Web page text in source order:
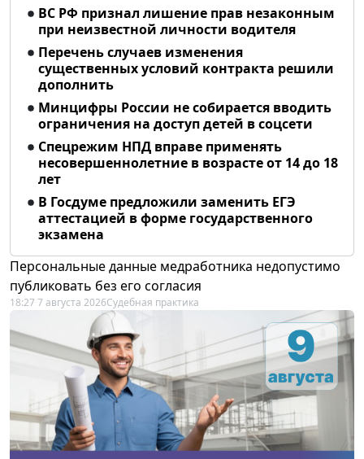
ВС РФ признал лишение прав незаконным
при неизвестной личности водителя
Перечень случаев изменения
существенных условий контракта решили
дополнить
Минцифры России не собирается вводить
ограничения на доступ детей в соцсети
Спецрежим НПД вправе применять
несовершеннолетние в возрасте от 14 до 18
лет
В Госдуме предложили заменить ЕГЭ
аттестацией в форме государственного
экзамена
Персональные данные медработника недопустимо
публиковать без его согласия
18:27 7 августа 2026Судебная практика